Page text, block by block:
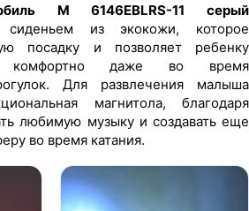
M 6146EBLRS-11 серый
сиденьем из экокожи, которое
посадку и позволяет ребенку
комфортно даже во время
Для развлечения малыша
магнитола, благодаря
любимую музыку и создавать еще
во время катания.